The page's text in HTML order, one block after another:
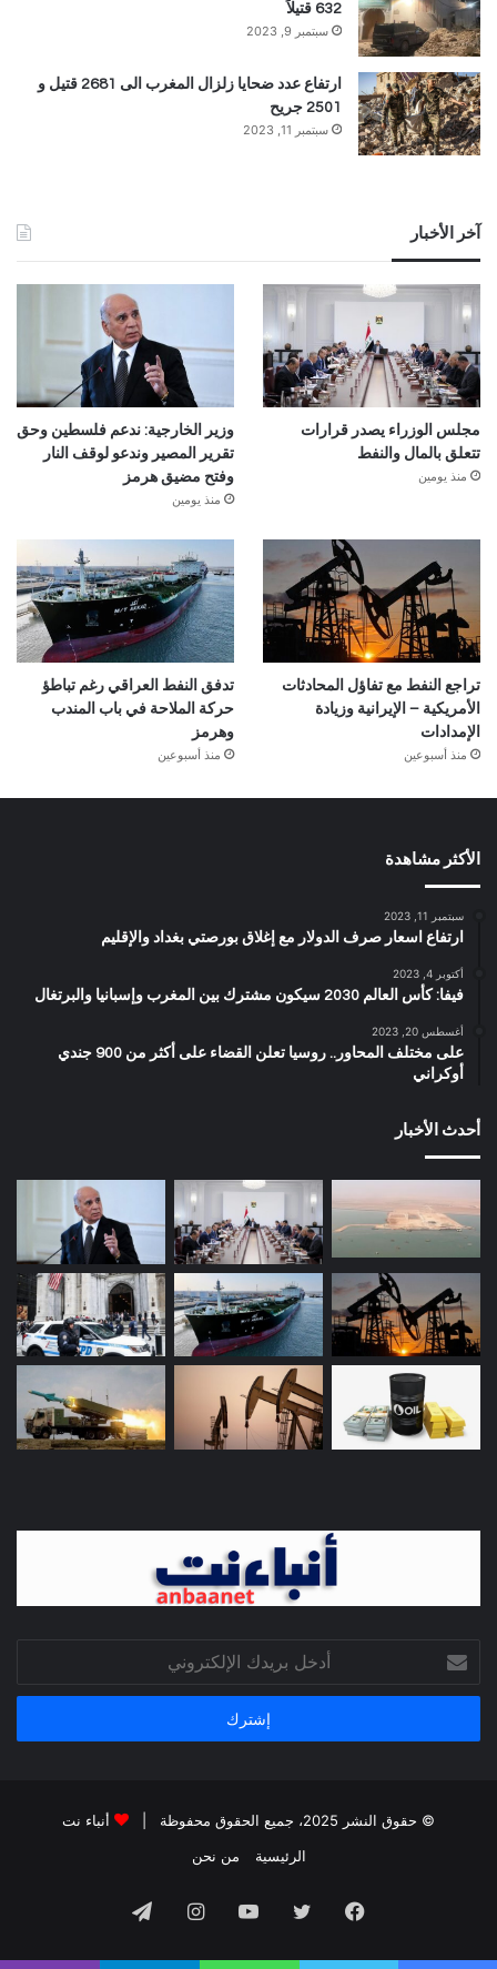
632 قتيلاً
سبتمبر 9, 2023
ارتفاع عدد ضحايا زلزال المغرب الى 2681 قتيل و
2501 جريح
سبتمبر 11, 2023
آخر الأخبار
مجلس الوزراء يصدر قرارات
تتعلق بالمال والنفط
منذ يومين
وزير الخارجية: ندعم فلسطين وحق
تقرير المصير وندعو لوقف النار
وفتح مضيق هرمز
منذ يومين
تراجع النفط مع تفاؤل المحادثات
الأمريكية – الإيرانية وزيادة
الإمدادات
منذ أسبوعين
تدفق النفط العراقي رغم تباطؤ
حركة الملاحة في باب المندب
وهرمز
منذ أسبوعين
الأكثر مشاهدة
سبتمبر 11, 2023
ارتفاع اسعار صرف الدولار مع إغلاق بورصتي بغداد والإقليم
أكتوبر 4, 2023
فيفا: كأس العالم 2030 سيكون مشترك بين المغرب وإسبانيا والبرتغال
أغسطس 20, 2023
على مختلف المحاور.. روسيا تعلن القضاء على أكثر من 900 جندي
أوكراني
أحدث الأخبار
بريدك
الإلكتروني
© حقوق النشر 2025، جميع الحقوق محفوظة |
أنباء نت
الرئيسية
من نحن
فيسبوك تويتر يوتيوبانستقرامتيلقرام